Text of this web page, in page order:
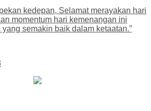
kedepan, Selamat merayakan hari
momentum hari kemenangan ini
semakin baik dalam ketaatan.”